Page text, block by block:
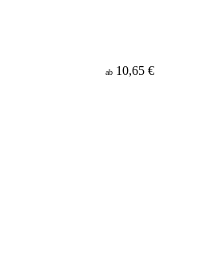
ab 10,65 €